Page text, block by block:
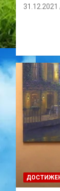
31.12.2021